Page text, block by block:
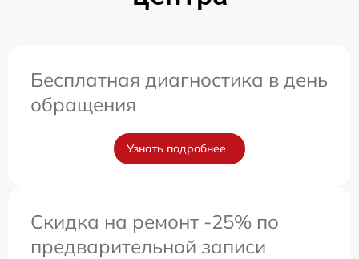
Бесплатная диагностика в день
обращения
Узнать подробнее
Скидка на ремонт -25% по
предварительной записи